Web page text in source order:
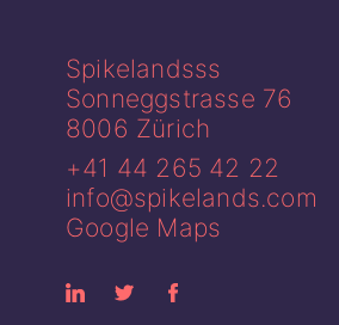
Spikelandsss
Sonneggstrasse 76
8006 Zürich
+41 44 265 42 22
info@spikelands.com
Google Maps